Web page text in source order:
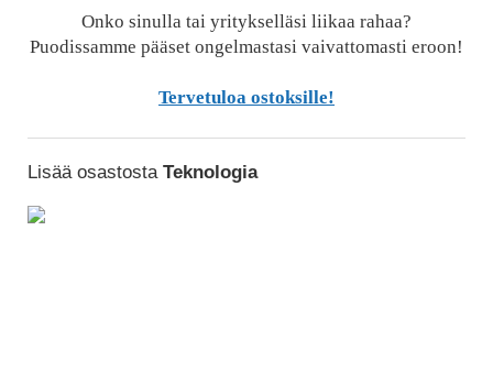
Onko sinulla tai yritykselläsi liikaa rahaa?
Puodissamme pääset ongelmastasi vaivattomasti eroon!
Tervetuloa ostoksille!
Lisää osastosta Teknologia